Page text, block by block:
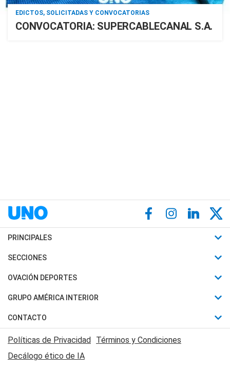
EDICTOS, SOLICITADAS Y CONVOCATORIAS
CONVOCATORIA: SUPERCABLECANAL S.A.
PRINCIPALES
Últimas Noticias
Política
Judiciales
Economia
SECCIONES
Horóscopo
Motores
Trucos caseros
Series y Películas
Edictos y Solicitadas
OVACIÓN DEPORTES
Fútbol
Mundial
Automovilismo
Rugby
GRUPO AMÉRICA INTERIOR
Canal 7 en Vivo
CONTACTO
Acerca de Nosotros
Contactanos
Políticas de Privacidad Términos y Condiciones
Decálogo ético de IA